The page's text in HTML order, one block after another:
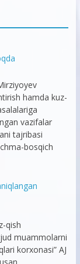
hamda kuz-
vazifalar
tajribasi
bosqich
qish
muammolarni
korxonasi” AJ